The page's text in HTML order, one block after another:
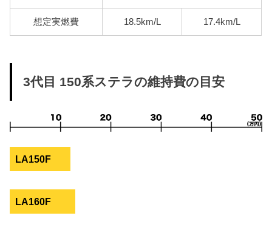
想定実燃費 18.5km/L 17.4km/L
3代目 150系ステラの維持費の目安
LA150F
LA160F